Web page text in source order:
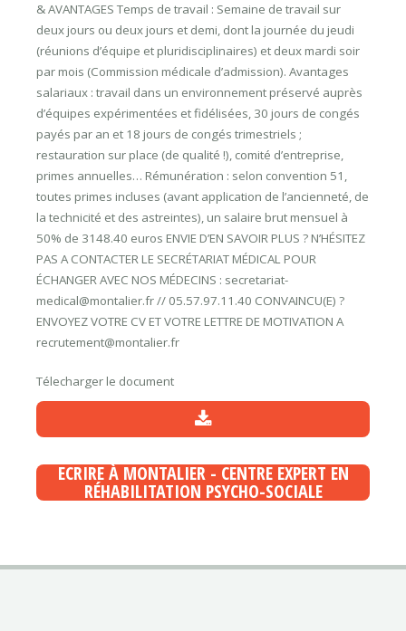
& AVANTAGES Temps de travail : Semaine de travail sur
deux jours ou deux jours et demi, dont la journée du jeudi
(réunions d’équipe et pluridisciplinaires) et deux mardi soir
par mois (Commission médicale d’admission). Avantages
salariaux : travail dans un environnement préservé auprès
d’équipes expérimentées et fidélisées, 30 jours de congés
payés par an et 18 jours de congés trimestriels ;
restauration sur place (de qualité !), comité d’entreprise,
primes annuelles… Rémunération : selon convention 51,
toutes primes incluses (avant application de l’ancienneté, de
la technicité et des astreintes), un salaire brut mensuel à
50% de 3148.40 euros ENVIE D’EN SAVOIR PLUS ? N’HÉSITEZ
PAS A CONTACTER LE SECRÉTARIAT MÉDICAL POUR
ÉCHANGER AVEC NOS MÉDECINS : secretariat-
medical@montalier.fr // 05.57.97.11.40 CONVAINCU(E) ?
ENVOYEZ VOTRE CV ET VOTRE LETTRE DE MOTIVATION A
recrutement@montalier.fr
Télecharger le document
ECRIRE À MONTALIER - CENTRE EXPERT EN
RÉHABILITATION PSYCHO-SOCIALE